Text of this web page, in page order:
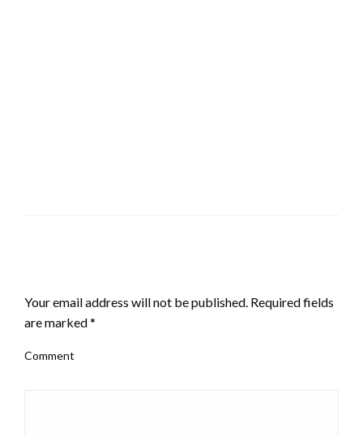
Your email address will not be published. Required fields
are marked*
Comment